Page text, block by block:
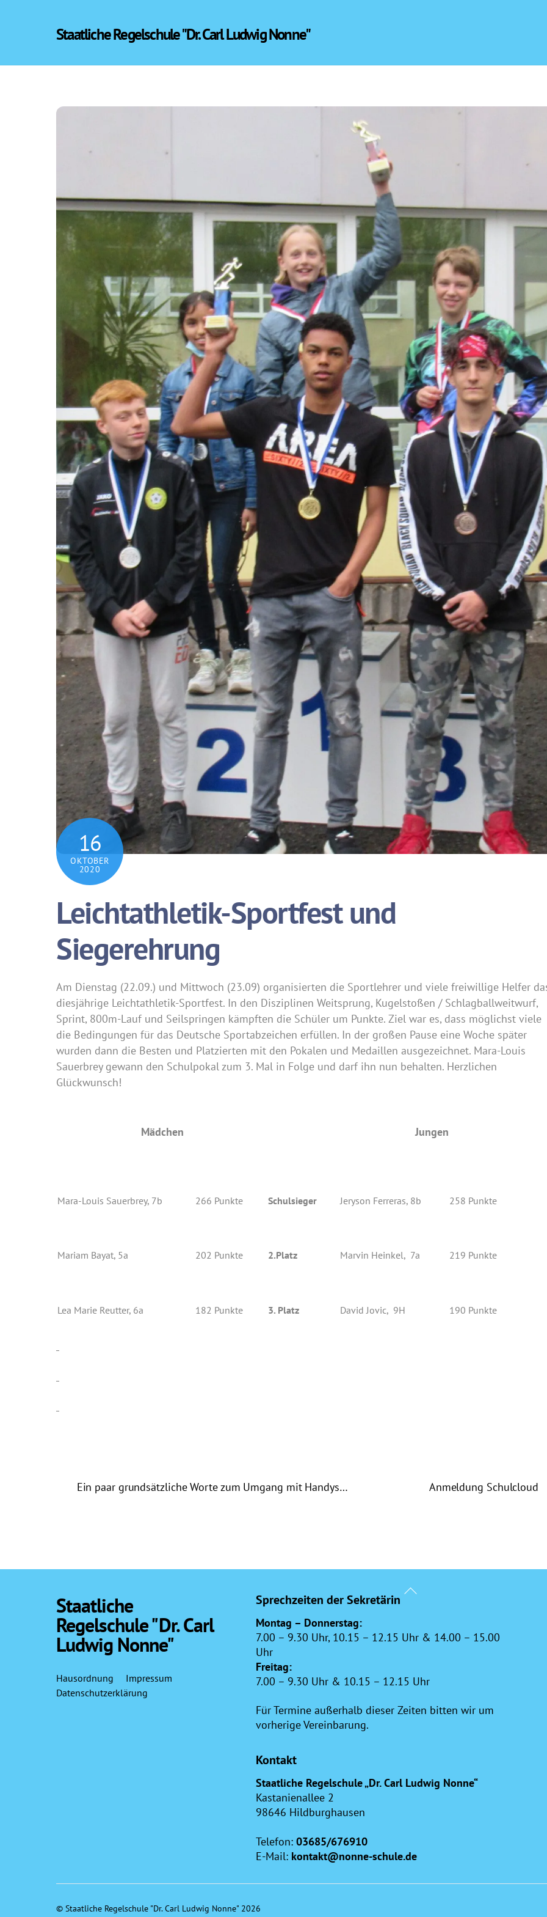
Staatliche Regelschule "Dr. Carl Ludwig Nonne"
16
OKTOBER
2020
Leichtathletik-Sportfest und
Siegerehrung
Am Dienstag (22.09.) und Mittwoch (23.09) organisierten die Sportlehrer und viele freiwillige Helfer
diesjährige Leichtathletik-Sportfest. In den Disziplinen Weitsprung, Kugelstoßen / Schlagballweitwurf,
Sprint, 800m-Lauf und Seilspringen kämpften die Schüler um Punkte. Ziel war es, dass möglichst viele
die Bedingungen für das Deutsche Sportabzeichen erfüllen. In der großen Pause eine Woche später
wurden dann die Besten und Platzierten mit den Pokalen und Medaillen ausgezeichnet. Mara-Louis
Sauerbrey gewann den Schulpokal zum 3. Mal in Folge und darf ihn nun behalten. Herzlichen
Glückwunsch!
Mädchen Jungen
Mara-Louis Sauerbrey, 7b 266 Punkte Schulsieger Jeryson Ferreras, 8b 258 Punkte
Mariam Bayat, 5a 202 Punkte 2.Platz Marvin Heinkel, 7a 219 Punkte
Lea Marie Reutter, 6a 182 Punkte 3. Platz David Jovic, 9H 190 Punkte
Ein paar grundsätzliche Worte zum Umgang mit Handys… Anmeldung Schulcloud
Back
Staatliche
Regelschule "Dr. Carl
Ludwig Nonne"
Hausordnung
Impressum
Datenschutzerklärung
Sprechzeiten der Sekretärin
Montag – Donnerstag:
7.00 – 9.30 Uhr, 10.15 – 12.15 Uhr & 14.00 – 15.00
Uhr
Freitag:
7.00 – 9.30 Uhr & 10.15 – 12.15 Uhr
Für Termine außerhalb dieser Zeiten bitten wir um
vorherige Vereinbarung.
Kontakt
Staatliche Regelschule „Dr. Carl Ludwig Nonne“
Kastanienallee 2
98646 Hildburghausen
Telefon: 03685/676910
E-Mail: kontakt@nonne-schule.de
© Staatliche Regelschule "Dr. Carl Ludwig Nonne" 2026